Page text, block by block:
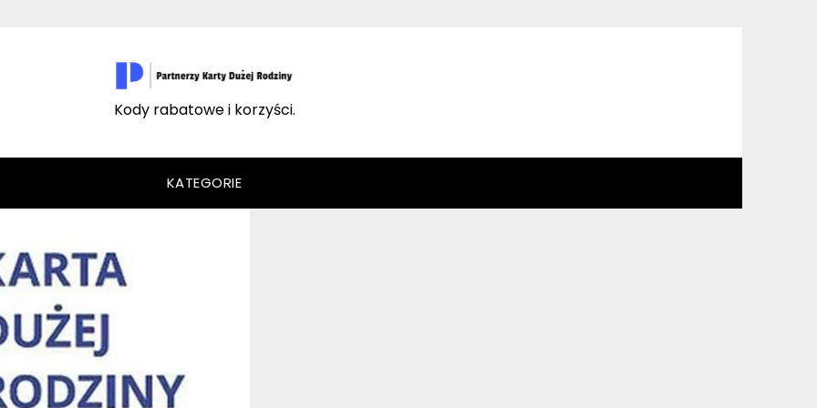
Kody rabatowe i korzyści.
KATEGORIE